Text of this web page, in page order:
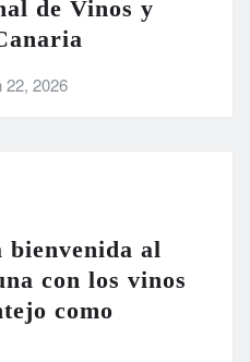
de Vinos y
22, 2026
bienvenida al
con los vinos
como